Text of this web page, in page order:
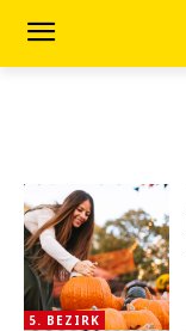
5. BEZIRK